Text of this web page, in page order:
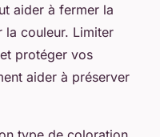
aider à fermer la
la couleur. Limiter
protéger vos
aider à préserver